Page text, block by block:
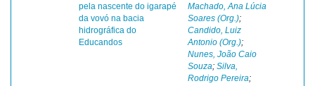
pela nascente do igarapé
da vovó na bacia
hidrográfica do
Educandos
Machado, Ana Lúcia
Soares (Org.);
Candido, Luiz
Antonio (Org.);
Nunes, João Caio
Souza; Silva,
Rodrigo Pereira;